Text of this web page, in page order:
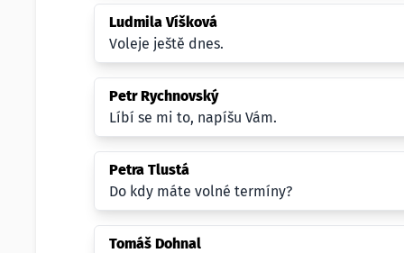
Ludmila Víšková
Voleje ještě dnes.
Petr Rychnovský
Líbí se mi to, napíšu Vám.
Petra Tlustá
Do kdy máte volné termíny?
Tomáš Dohnal